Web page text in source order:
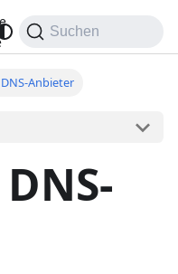
Suchen
Anbieter